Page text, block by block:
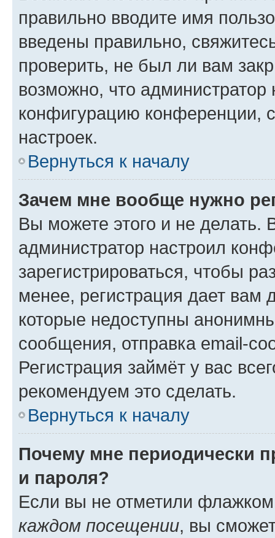
правильно вводите имя
введены правильно,
проверить, не был ли вам
возможно, что администратор
конфигурацию конференции,
настроек.
Вернуться к началу
Зачем мне вообще нужно
Вы можете этого и не делать.
администратор настроил
зарегистрироваться, чтобы
менее, регистрация дает вам
которые недоступны
сообщения, отправка email-
Регистрация займёт у вас
рекомендуем это сделать.
Вернуться к началу
Почему мне периодически
и пароля?
Если вы не отметили
каждом посещении, вы